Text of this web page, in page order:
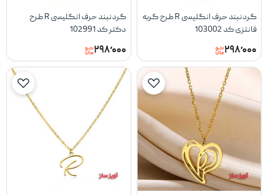
گردنبند حرف انگلیسی R طرح گربه
فانتزی کد 103002
۲۹۸٬۰۰۰
گردنبند حرف انگلیسی R طرح
دکتر کد 102991
۲۹۸٬۰۰۰